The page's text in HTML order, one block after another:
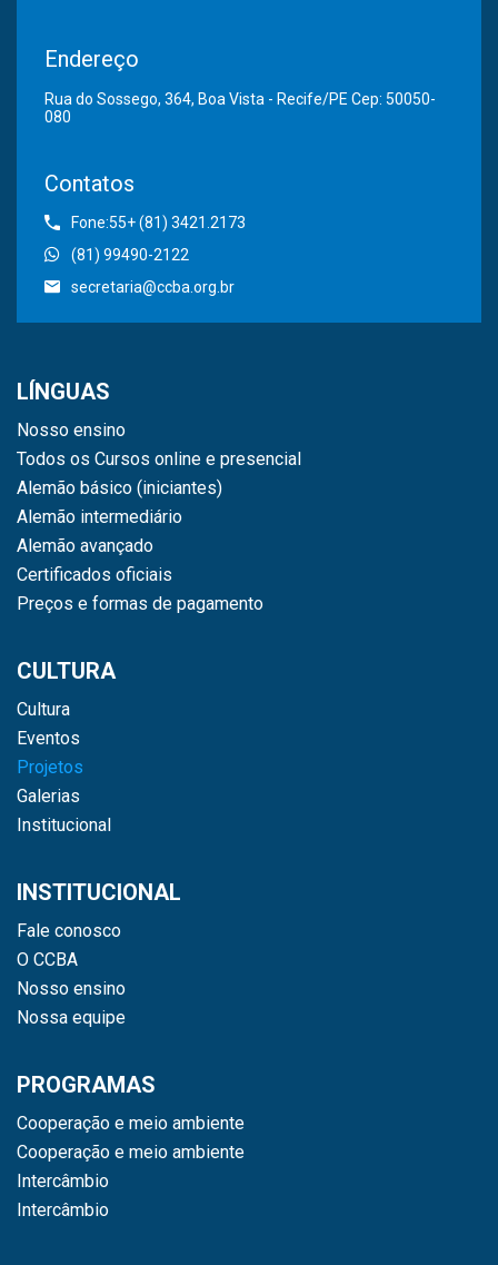
Endereço
Rua do Sossego, 364, Boa Vista - Recife/PE Cep: 50050-
080
Contatos
Fone:55+ (81) 3421.2173
(81) 99490-2122
secretaria@ccba.org.br
LÍNGUAS
Nosso ensino
Todos os Cursos online e presencial
Alemão básico (iniciantes)
Alemão intermediário
Alemão avançado
Certificados oficiais
Preços e formas de pagamento
CULTURA
Cultura
Eventos
Projetos
Galerias
Institucional
INSTITUCIONAL
Fale conosco
O CCBA
Nosso ensino
Nossa equipe
PROGRAMAS
Cooperação e meio ambiente
Cooperação e meio ambiente
Intercâmbio
Intercâmbio